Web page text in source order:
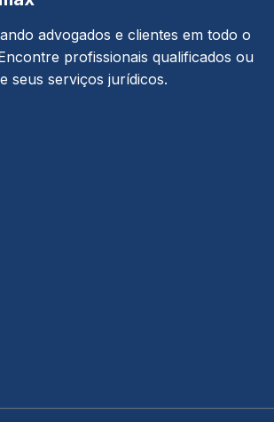
advogados e clientes em todo o
profissionais qualificados ou
seus serviços jurídicos.